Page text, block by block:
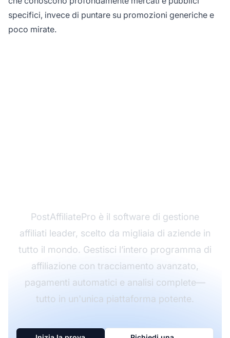
specifici, invece di puntare su promozioni generiche e
poco mirate.
PostAffiliatePro è il software di gestione
affiliati leader, scelto da migliaia di aziende in
tutto il mondo. Gestisci l’intero programma di
affiliazione con tracciamento avanzato,
pagamenti automatici e analisi complete—
tutto in un'unica piattaforma potente.